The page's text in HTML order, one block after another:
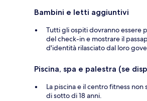
Bambini e letti aggiuntivi
Tutti gli ospiti dovranno essere
del check-in e mostrare il
d'identità rilasciato dal loro
Piscina, spa e palestra (se
La piscina e il centro fitness
di sotto di 18 anni.